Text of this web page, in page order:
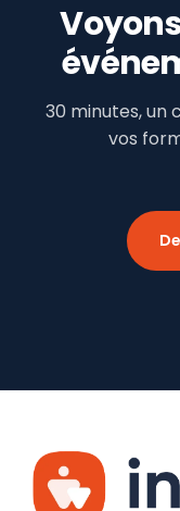
30 minutes, un
vos